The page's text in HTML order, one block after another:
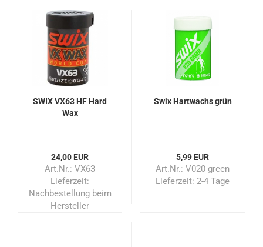
SWIX VX63 HF Hard
Wax
24,00 EUR
Art.Nr.: VX63
Lieferzeit:
Nachbestellung beim
Hersteller
Swix Hartwachs grün
5,99 EUR
Art.Nr.: V020 green
Lieferzeit: 2-4 Tage